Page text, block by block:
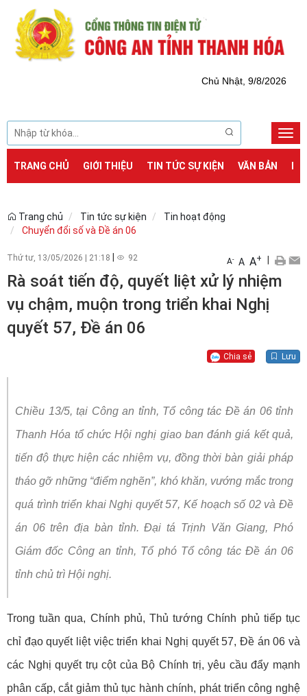
Chủ Nhật, 9/8/2026
TRANG CHỦ GIỚI THIỆU TIN TỨC SỰ KIỆN VĂN BẢN
Trang chủ Tin tức sự kiện
Tin hoạt động
Chuyển đổi số và Đề án 06
Thứ tư, 13/05/2026 | 21:18 92 A- A A+
Rà soát tiến độ, quyết liệt xử lý nhiệm
vụ chậm, muộn trong triển khai Nghị
quyết 57, Đề án 06
Chia sẻ Lưu
Chiều 13/5, tại Công an tỉnh, Tổ công tác Đề án 06 tỉnh
Thanh Hóa tổ chức Hội nghị giao ban đánh giá kết quả,
tiến độ thực hiện các nhiệm vụ, đồng thời bàn giải pháp
tháo gỡ những “điểm nghẽn”, khó khăn, vướng mắc trong
quá trình triển khai Nghị quyết 57, Kế hoạch số 02 và Đề
án 06 trên địa bàn tỉnh. Đại tá Trịnh Văn Giang, Phó
Giám đốc Công an tỉnh, Tổ phó Tổ công tác Đề án 06
tỉnh chủ trì Hội nghị.
Trong tuần qua, Chính phủ, Thủ tướng Chính phủ tiếp tục
chỉ đạo quyết liệt việc triển khai Nghị quyết 57, Đề án 06 và
các Nghị quyết trụ cột của Bộ Chính trị, yêu cầu đẩy mạnh
phân cấp, cắt giảm thủ tục hành chính, phát triển công nghệ